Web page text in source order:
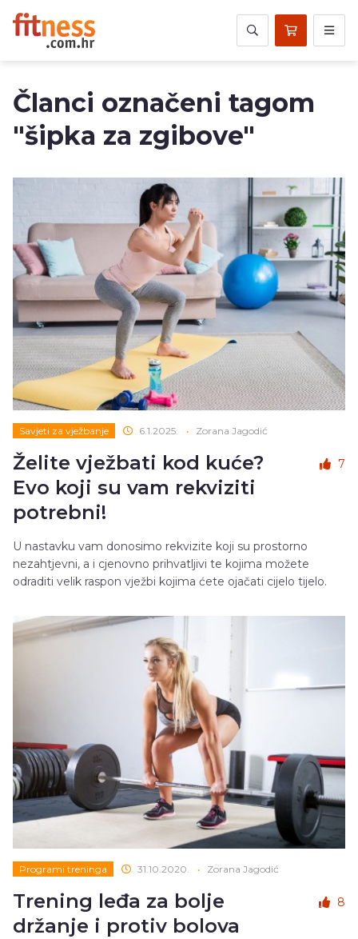
Članci označeni tagom
"šipka za zgibove"
Savjeti za vježbanje 6.1.2025. • Zorana Jagodić
Želite vježbati kod kuće?
Evo koji su vam rekviziti
potrebni!
7
U nastavku vam donosimo rekvizite koji su prostorno
nezahtjevni, a i cjenovno prihvatljivi te kojima možete
odraditi velik raspon vježbi kojima ćete ojačati cijelo tijelo.
Programi treninga 31.10.2020. • Zorana Jagodić
Trening leđa za bolje
držanje i protiv bolova
8